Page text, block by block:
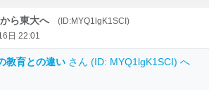
ら東大へ
(ID:MYQ1lgK1SCI)
日 22:01
教育との違い さん (ID: MYQ1lgK1SCI) へ